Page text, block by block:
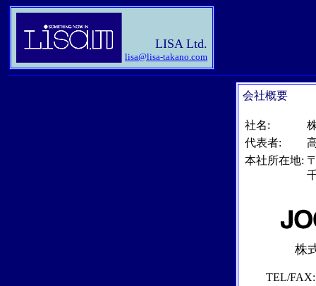
LISA Ltd.
lisa@lisa-takano.com
会社概要
社名:
代表者:
本社所在地:
株
TEL/FAX: